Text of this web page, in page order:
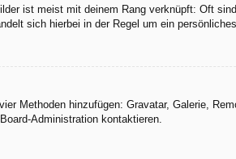
ist meist mit deinem Rang verknüpft: Oft
sich hierbei in der Regel um ein
Methoden hinzufügen: Gravatar, Galerie,
Administration kontaktieren.